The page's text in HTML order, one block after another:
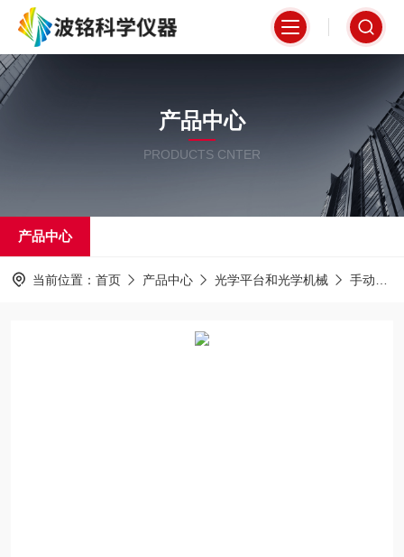
产品中心
PRODUCTS CNTER
产品中心
当前位置： 首页 产品中心 光学平台和光学机械 手动位移台